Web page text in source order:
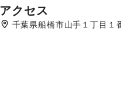
アクセス
千葉県船橋市山手１丁目１